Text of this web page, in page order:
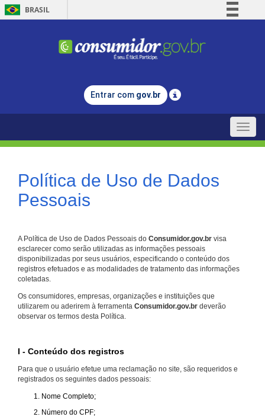
BRASIL
Comunica BR
Legislação
Entrar com gov.br
Toggle
Política de Uso de Dados
Pessoais
A Política de Uso de Dados Pessoais do Consumidor.gov.br visa
esclarecer como serão utilizadas as informações pessoais
disponibilizadas por seus usuários, especificando o conteúdo dos
registros efetuados e as modalidades de tratamento das informações
coletadas.
Os consumidores, empresas, organizações e instituições que
utilizarem ou aderirem à ferramenta Consumidor.gov.br deverão
observar os termos desta Política.
I - Conteúdo dos registros
Para que o usuário efetue uma reclamação no site, são requeridos e
registrados os seguintes dados pessoais:
Nome Completo;
Número do CPF;